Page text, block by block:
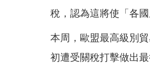
稅，認為這將使「各
本周，歐盟最高級別
初遭受關稅打擊做出